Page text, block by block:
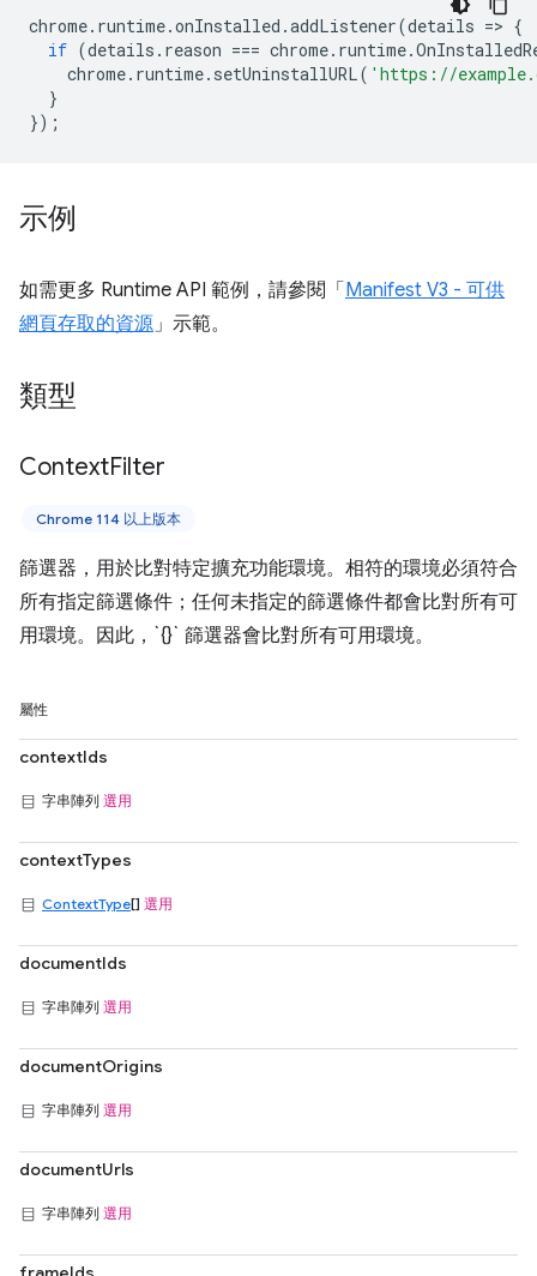
chrome. runtime.onInstalled .addListener(details => {
if (details . reason === chrome. runtime.
chrome. runtime. setUninstallURL( 'https://
}
});
示例
如需更多 Runtime API 範例，請參閱「 Manifest V3 - 可供
網頁存取的資源」示範。
類型
ContextFilter
Chrome 114 以上版本
篩選器，用於比對特定擴充功能環境。相符的環境必須符合
所有指定篩選條件；任何未指定的篩選條件都會比對所有可
用環境。因此，`{}` 篩選器會比對所有可用環境。
屬性
contextIds
字串陣列 選用
contextTypes
ContextType[] 選用
documentIds
字串陣列 選用
documentOrigins
字串陣列 選用
documentUrls
字串陣列 選用